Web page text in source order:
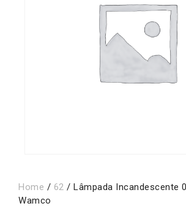
Home / 62 / Lâmpada Incandescente
Wamco